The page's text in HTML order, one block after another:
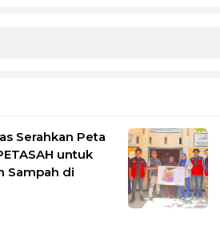
Serahkan Peta
untuk
Sampah di